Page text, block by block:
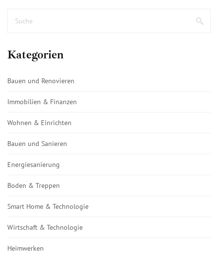
Kategorien
Bauen und Renovieren
Immobilien & Finanzen
Wohnen & Einrichten
Bauen und Sanieren
Energiesanierung
Boden & Treppen
Smart Home & Technologie
Wirtschaft & Technologie
Heimwerken